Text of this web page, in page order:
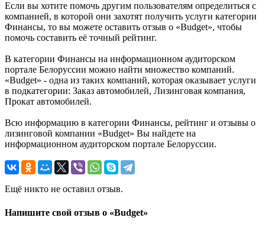
Если вы хотите помочь другим пользователям определиться с
компанией, в которой они захотят получить услуги категории
Финансы, то вы можете оставить отзыв о «Budget», чтобы
помочь составить её точный рейтинг.
В категории Финансы на информационном аудиторском
портале Белоруссии можно найти множество компаний.
«Budget» - одна из таких компаний, которая оказывает услуги
в подкатегории: Заказ автомобилей, Лизинговая компания,
Прокат автомобилей.
Всю информацию в категории Финансы, рейтинг и отзывы о
лизинговой компании «Budget» Вы найдете на
информационном аудиторском портале Белоруссии.
Ещё никто не оставил отзыв.
Напишите свой отзыв о «Budget»